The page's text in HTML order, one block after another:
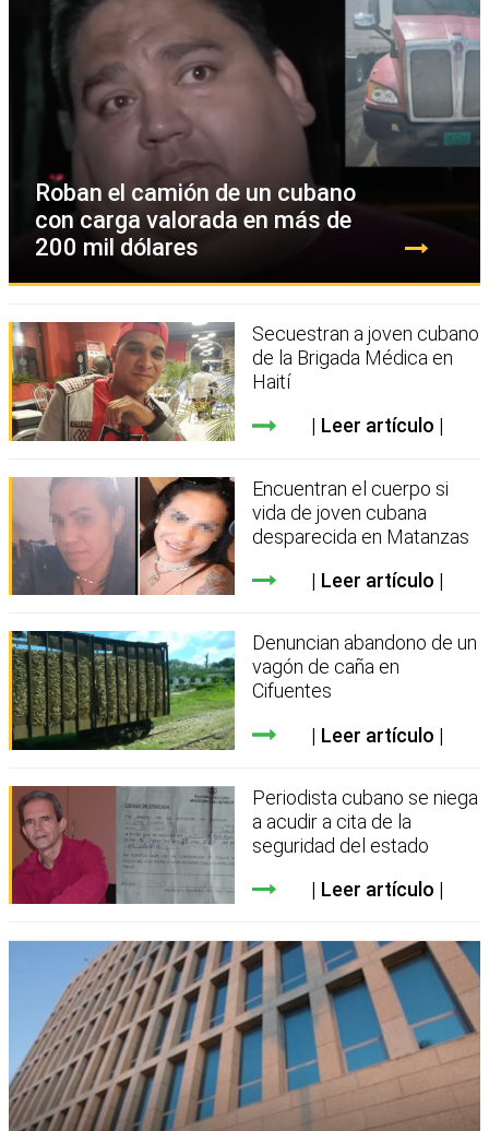
Roban el camión de un cubano
con carga valorada en más de
200 mil dólares
Secuestran a joven cubano
de la Brigada Médica en
Haití
Leer artículo
Encuentran el cuerpo si
vida de joven cubana
desparecida en Matanzas
Leer artículo
Denuncian abandono de un
vagón de caña en
Cifuentes
Leer artículo
Periodista cubano se niega
a acudir a cita de la
seguridad del estado
Leer artículo